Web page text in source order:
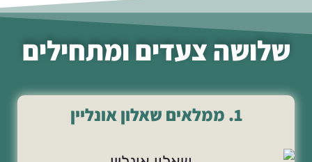
שלושה צעדים ומתחילים
1. ממלאים שאלון אונליין